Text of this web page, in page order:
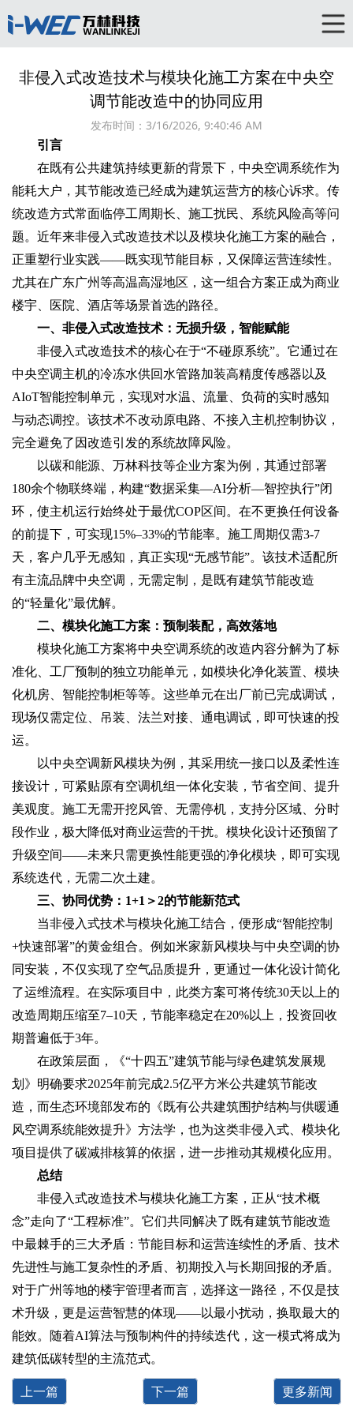
非侵入式改造技术与模块化施工方案在中央空
调节能改造中的协同应用‌
发布时间： 3/16/2026, 9:40:46 AM
引言‌
在既有公共建筑持续更新的背景下，中央空调系统作为
能耗大户，其节能改造已经成为建筑运营方的核心诉求。传
统改造方式常面临停工周期长、施工扰民、系统风险高等问
题。近年来非侵入式改造技术‌以及模块化施工方案‌的融合，
正重塑行业实践——既实现节能目标，又保障运营连续性。
尤其在广东广州等高温高湿地区，这一组合方案正成为商业
楼宇、医院、酒店等场景首选的路径。
一、非侵入式改造技术：无损升级，智能赋能‌
非侵入式改造技术的核心在于“不碰原系统”。它通过在
中央空调主机的冷冻水供回水管路加装高精度传感器以及
AIoT智能控制单元，实现对水温、流量、负荷的实时感知
与动态调控。该技术不改动原电路、不接入主机控制协议，
完全避免了因改造引发的系统故障风险。
以碳和能源、万林科技等企业方案为例，其通过部署
180余个物联终端，构建“数据采集—AI分析—智控执行”闭
环，使主机运行始终处于最优COP区间。在不更换任何设备
的前提下，可实现15%–33%的节能率。施工周期仅需3-7
天，客户几乎无感知，真正实现“无感节能”。该技术适配所
有主流品牌中央空调，无需定制，是既有建筑节能改造
的“轻量化”最优解。
二、模块化施工方案：预制装配，高效落地‌
模块化施工方案将中央空调系统的改造内容分解为了标
准化、工厂预制的独立功能单元，如模块化净化装置、模块
化机房、智能控制柜等等。这些单元在出厂前已完成调试，
现场仅需定位、吊装、法兰对接、通电调试，即可快速的投
运。
以中央空调新风模块为例，其采用统一接口以及柔性连
接设计，可紧贴原有空调机组一体化安装，节省空间、提升
美观度。施工无需开挖风管、无需停机，支持分区域、分时
段作业，极大降低对商业运营的干扰。模块化设计还预留了
升级空间——未来只需更换性能更强的净化模块，即可实现
系统迭代，无需二次土建。
三、协同优势：1+1＞2的节能新范式‌
当非侵入式技术与模块化施工结合，便形成“智能控制
+快速部署”的黄金组合。例如米家新风模块与中央空调的协
同安装，不仅实现了空气品质提升，更通过一体化设计简化
了运维流程。在实际项目中，此类方案可将传统30天以上的
改造周期压缩至7–10天，节能率稳定在20%以上，投资回收
期普遍低于3年。
在政策层面，《“十四五”建筑节能与绿色建筑发展规
划》明确要求2025年前完成2.5亿平方米公共建筑节能改
造，而生态环境部发布的《既有公共建筑围护结构与供暖通
风空调系统能效提升》方法学，也为这类非侵入式、模块化
项目提供了碳减排核算的依据，进一步推动其规模化应用。
总结‌
非侵入式改造技术与模块化施工方案，正从“技术概
念”走向了“工程标准”。它们共同解决了既有建筑节能改造
中最棘手的三大矛盾：节能目标和运营连续性的矛盾、技术
先进性与施工复杂性的矛盾、初期投入与长期回报的矛盾。
对于广州等地的楼宇管理者而言，选择这一路径，不仅是技
术升级，更是运营智慧的体现——以最小扰动，换取最大的
能效。随着AI算法与预制构件的持续迭代，这一模式将成为
建筑低碳转型的主流范式。
上一篇 下一篇 更多新闻